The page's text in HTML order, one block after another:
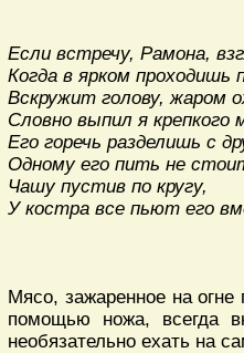
Если встречу, Рамона,
Когда в ярком проходишь
Вскружит голову, жаром
Словно выпил я крепкого
Его горечь разделишь с
Одному его пить не
Чашу пустив по кругу,
У костра все пьют его
Мясо, зажаренное на
помощью ножа, всегда
необязательно ехать на